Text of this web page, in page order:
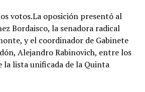
votos.La oposición presentó al
Bordaisco, la senadora radical
y el coordinador de Gabinete
Alejandro Rabinovich, entre los
la lista unificada de la Quinta